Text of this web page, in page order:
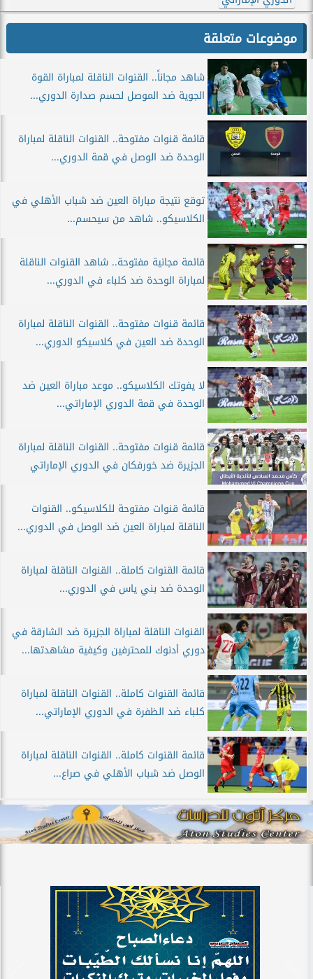
موضوعات متعلقة
شاهد مجاناً.. القنوات الناقلة لمباراة القوة
الجوية ضد الموصل لحسم صدارة الدوري...
قائمة قنوات مفتوحة.. القنوات الناقلة لمباراة
الوحدة ضد الوصل في قمة الدوري...
توقع نتيجة مباراة العين ضد شباب الأهلي في
الكلاسيكو.. شاهد من سيحسم...
قائمة مجانية مفتوحة.. شاهد القنوات الناقلة
لمباراة الوحدة ضد كلباء في الدوري...
قائمة قنوات مفتوحة.. القنوات الناقلة لمباراة
الوحدة ضد العين في كلاسيكو الدوري...
لا يفوتك الكلاسيكو.. موعد مباراة العين ضد
الوحدة في قمة الدوري الإماراتي...
قائمة قنوات مفتوحة.. القنوات الناقلة لمباراة
الجزيرة ضد خورفكان في الدوري الإماراتي
قائمة قنوات مفتوحة للكلاسيكو.. القنوات
الناقلة لمباراة العين ضد الوصل في الدوري...
قائمة القنوات كاملة.. القنوات الناقلة لمباراة
الوحدة ضد بني ياس في الدوري...
القنوات الناقلة لمباراة الجزيرة ضد الشارقة في
دوري أدنوك للمحترفين وكيفية مشاهدتها...
قائمة القنوات كاملة.. القنوات الناقلة لمباراة
كلباء ضد الظفرة في الدوري الإماراتي...
قائمة القنوات كاملة.. القنوات الناقلة لمباراة
الوصل ضد شباب الأهلي في صراع...